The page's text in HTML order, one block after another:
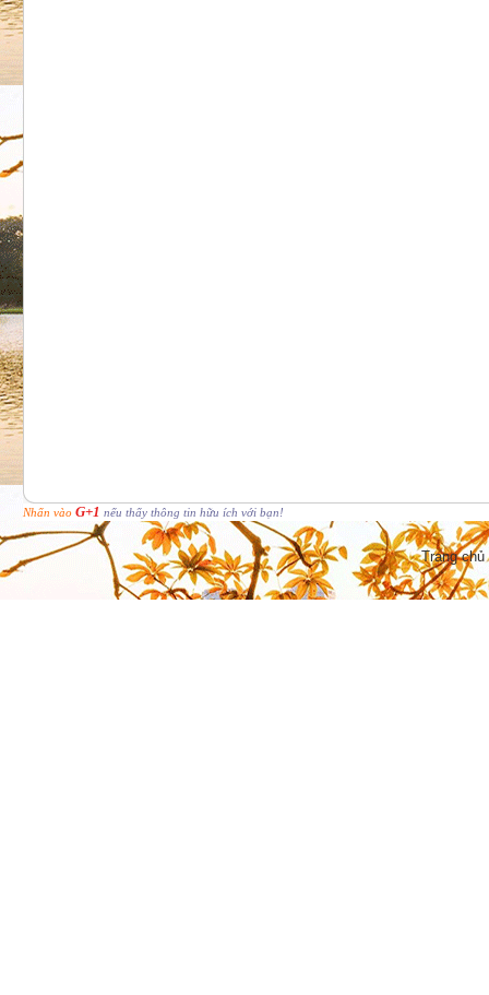
Nhấn vào G+1 nếu thấy thông tin hữu ích với bạn!
Trang